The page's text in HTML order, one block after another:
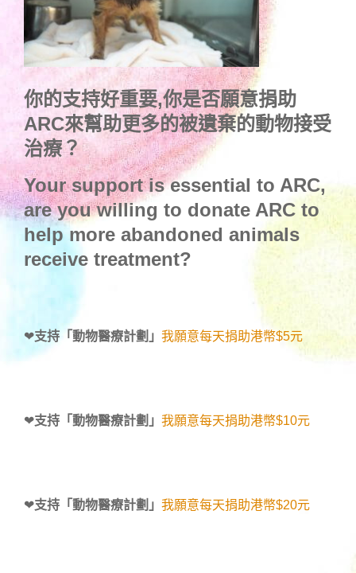
你的支持好重要,你是否願意捐助
ARC來幫助更多的被遺棄的動物接受
治療？
Your support is essential to ARC,
are you willing to donate ARC to
help more abandoned animals
receive treatment?
❤支持「動物醫療計劃」 我願意每天捐助港幣$5元
❤支持「動物醫療計劃」 我願意每天捐助港幣$10元
❤支持「動物醫療計劃」 我願意每天捐助港幣$20元